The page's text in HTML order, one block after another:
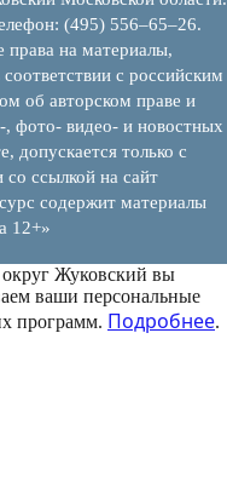
(495) 556–65–26.
права на материалы,
с российским
об авторском праве и
фото- видео- и новостных
допускается только с
со ссылкой на сайт
содержит материалы
12+»
округ Жуковский вы
ваши персональные
программ. Подробнее.